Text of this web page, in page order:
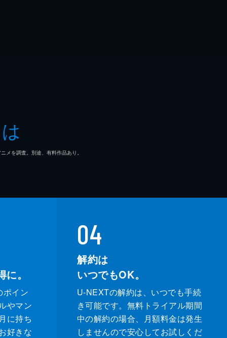
を調査。別途、有料作品あり。
。
ポイン
やマン
に持ち
好きな
04
解約は
いつでもOK。
U-NEXTの解約は、いつでも手続
き可能です。無料トライアル期間
中の解約の場合、月額料金は発生
しませんので安心してお試しくだ